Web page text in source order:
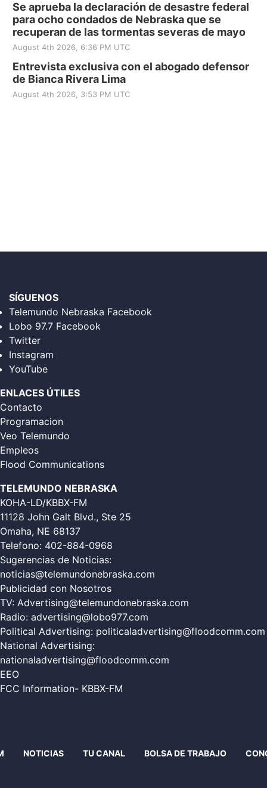
Se aprueba la declaración de desastre federal
para ocho condados de Nebraska que se
recuperan de las tormentas severas de mayo
August 4th 2026, 6:36 PM UTC
Entrevista exclusiva con el abogado defensor
de Bianca Rivera Lima
August 4th 2026, 3:53 PM UTC
SÍGUENOS
Telemundo Nebraska Facebook
Lobo 97.7 Facebook
Twitter
Instagram
YouTube
ENLACES ÚTILES
Contacto
Programacion
Veo Telemundo
Empleos
Flood Communications
TELEMUNDO NEBRASKA
KOHA-LD/KBBX-FM
11128 John Galt Blvd., Ste 25
Omaha, NE 68137
Telefono: 402-884-0968
Sugerencias de Noticias:
noticias@telemundonebraska.com
Publicidad con Nosotros
TV: Advertising@telemundonebraska.com
Radio: advertising@lobo977.com
Political Advertising: politicaladvertising@floodcomm.com
National Advertising:
nationaladvertising@floodcomm.com
EEO
FCC Information- KBBX-FM
NOTICIAS TU CANAL BOLSA DE TRABAJO